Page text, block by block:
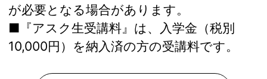
が必要となる場合があります。
■『アスク生受講料』は、入学金（税別
10,000円）を納入済の方の受講料です。